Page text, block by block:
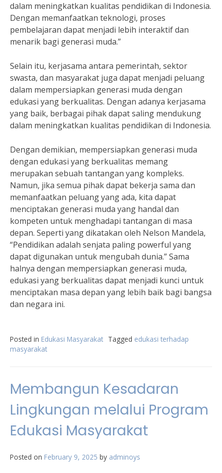
dalam meningkatkan kualitas pendidikan di Indonesia.
Dengan memanfaatkan teknologi, proses
pembelajaran dapat menjadi lebih interaktif dan
menarik bagi generasi muda.”
Selain itu, kerjasama antara pemerintah, sektor
swasta, dan masyarakat juga dapat menjadi peluang
dalam mempersiapkan generasi muda dengan
edukasi yang berkualitas. Dengan adanya kerjasama
yang baik, berbagai pihak dapat saling mendukung
dalam meningkatkan kualitas pendidikan di Indonesia.
Dengan demikian, mempersiapkan generasi muda
dengan edukasi yang berkualitas memang
merupakan sebuah tantangan yang kompleks.
Namun, jika semua pihak dapat bekerja sama dan
memanfaatkan peluang yang ada, kita dapat
menciptakan generasi muda yang handal dan
kompeten untuk menghadapi tantangan di masa
depan. Seperti yang dikatakan oleh Nelson Mandela,
“Pendidikan adalah senjata paling powerful yang
dapat digunakan untuk mengubah dunia.” Sama
halnya dengan mempersiapkan generasi muda,
edukasi yang berkualitas dapat menjadi kunci untuk
menciptakan masa depan yang lebih baik bagi bangsa
dan negara ini.
Posted in Edukasi Masyarakat Tagged edukasi terhadap
masyarakat
Membangun Kesadaran
Lingkungan melalui Program
Edukasi Masyarakat
Posted on February 9, 2025 by adminoys